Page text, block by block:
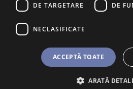
BILETE
DE TARGETARE DE
NECLASIFICATE
ACCEPTĂ TOATE
ARATĂ